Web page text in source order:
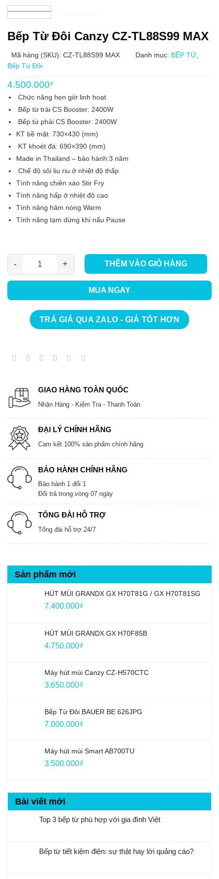
Bếp Từ Đôi Canzy CZ-TL88S99 MAX
Mã hàng (SKU): CZ-TL88S99 MAX Danh mục: BẾP TỪ
Bếp Từ Đôi
4.500.000₫
Chức năng hẹn giờ linh hoạt
Bếp từ trái CS Booster: 2400W
Bếp từ phải CS Booster: 2400W
KT bề mặt: 730×430 (mm)
KT khoét đá: 690×390 (mm)
Made in Thailand – bảo hành:3 năm
Chế độ sôi liu riu ở nhiệt độ thấp
Tính năng chiên xào Stir Fry
Tính năng hấp ở nhiệt độ cao
Tính năng hâm nóng Warm
Tính năng tạm dừng khi nấu Pause
Bếp Từ Đôi Canzy CZ-TL88S99 MAX số lượng
THÊM VÀO GIỎ HÀNG
MUA NGAY
TRẢ GIÁ QUA ZALO - GIÁ TỐT HƠN
GIAO HÀNG TOÀN QUỐC
Nhận Hàng - Kiểm Tra - Thanh Toán
ĐẠI LÝ CHÍNH HÃNG
Cam kết 100% sản phẩm chính hãng
BẢO HÀNH CHÍNH HÃNG
Bảo hành 1 đổi 1
Đổi trả trong vòng 07 ngày
TỔNG ĐÀI HỖ TRỢ
Tổng đài hỗ trợ 24/7
Sản phẩm mới
HÚT MÙI GRANDX GX H70T81G / GX H70T81SG
7.400.000₫
HÚT MÙI GRANDX GX H70F85B
4.750.000₫
Máy hút mùi Canzy CZ-H570CTC
3.650.000₫
Bếp Từ Đôi BAUER BE 626JPG
7.000.000₫
Máy hút mùi Smart AB700TU
3.500.000₫
Bài viết mới
Top 3 bếp từ phù hợp với gia đình Việt
Bếp từ tiết kiệm điện: sự thật hay lời quảng cáo?